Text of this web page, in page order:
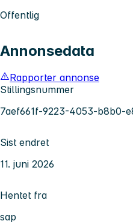
Offentlig
Annonsedata
Rapporter annonse
Stillingsnummer
7aef661f-9223-4053-b8b0-
Sist endret
11. juni 2026
Hentet fra
sap